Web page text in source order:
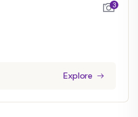
3
Explore